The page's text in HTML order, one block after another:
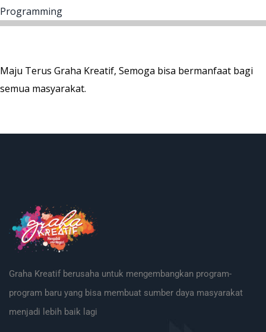
Programming
Maju Terus Graha Kreatif, Semoga bisa bermanfaat bagi
semua masyarakat.
Graha Kreatif berusaha untuk mengembangkan program-
program baru yang bisa membuat sumber daya masyarakat
menjadi lebih baik lagi